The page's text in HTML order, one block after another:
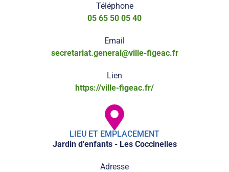
Téléphone
05 65 50 05 40
Email
secretariat.general@ville-figeac.fr
Lien
https://ville-figeac.fr/
LIEU ET EMPLACEMENT
Jardin d'enfants - Les Coccinelles
Adresse